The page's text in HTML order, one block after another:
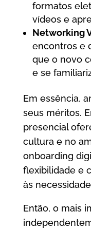
formatos
vídeos e
Networking
encontros e
que o novo
e se
Em essência,
seus méritos.
presencial
cultura e no
onboarding
flexibilidade e
às
Então, o mais